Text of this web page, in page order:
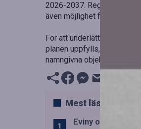
2026-2037. Regeringen
även möjlighet för
För att underlätta
planen uppfylls, ska
namngivna objekt i planen.
Mest lästa
Eviny och